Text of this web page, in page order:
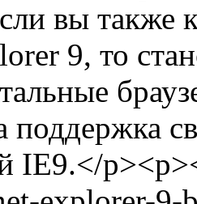
вы также
9, то
поддержка
IE9.</